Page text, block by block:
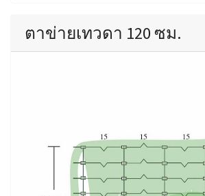
ตาข่ายเทวดา 120 ซม.